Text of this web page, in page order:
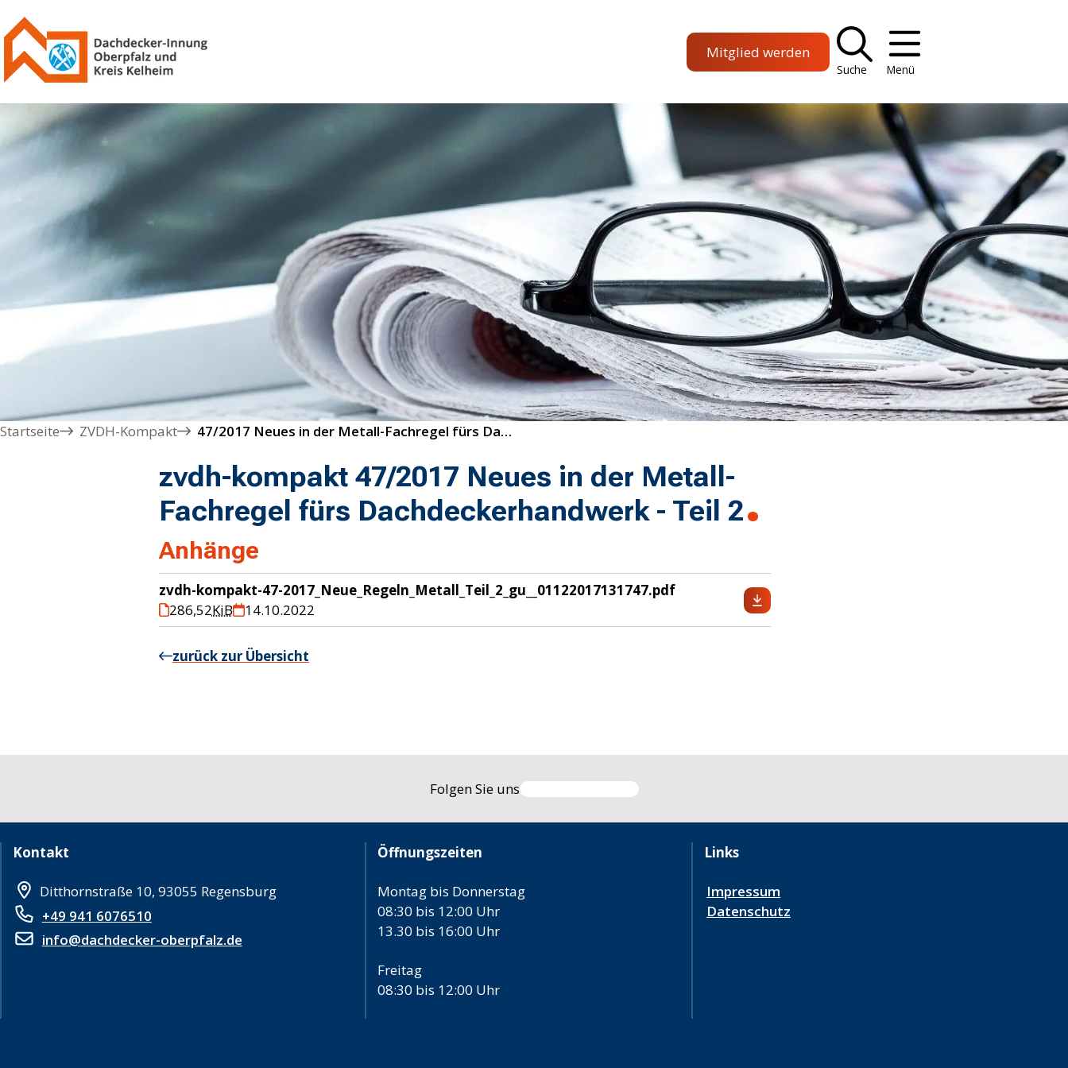
Mitglied werden
Suche Menü
Startseite ZVDH-Kompakt 47/2017 Neues in der Metall-Fachregel fürs Dachdeckerhandwerk - Teil 2
zvdh-kompakt 47/2017 Neues in der Metall-
Fachregel fürs Dachdeckerhandwerk - Teil 2
Anhänge
zvdh-kompakt-47-2017_Neue_Regeln_Metall_Teil_2_gu__01122017131747.pdf
286,52KiB 14.10.2022
zurück zur Übersicht
Folgen Sie uns
Kontakt
Ditthornstraße 10, 93055 Regensburg
+49 941 6076510
info@dachdecker-oberpfalz.de
Öffnungszeiten
Montag bis Donnerstag
08:30 bis 12:00 Uhr
13.30 bis 16:00 Uhr
Freitag
08:30 bis 12:00 Uhr
Links
Impressum
Datenschutz